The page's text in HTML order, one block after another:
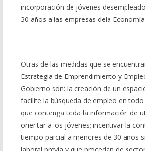
incorporación de jóvenes
30 años a las empresas dela
Otras de las medidas que se
Estrategia de Emprendimiento y
Gobierno son: la creación de un
facilite la búsqueda de empleo en
que contenga toda la información de
orientar a los jóvenes; incentivar la
tiempo parcial a menores de 30 años